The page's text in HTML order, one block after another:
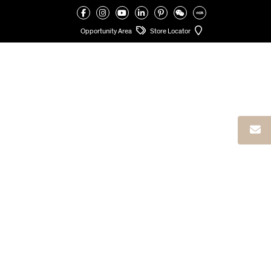
Opportunity Area Store Locator
ELEMENTI DISTINTIVI > ARTIGIANALITÀ > CASSETTI GENIUS LOCI
MOSAICO. LA MEDITAZIONE